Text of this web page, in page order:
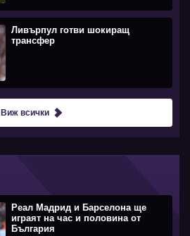
Ливърпул готви шокиращ
трансфер
Виж всички
Реал Мадрид и Барселона ще
играят на час и половина от
България